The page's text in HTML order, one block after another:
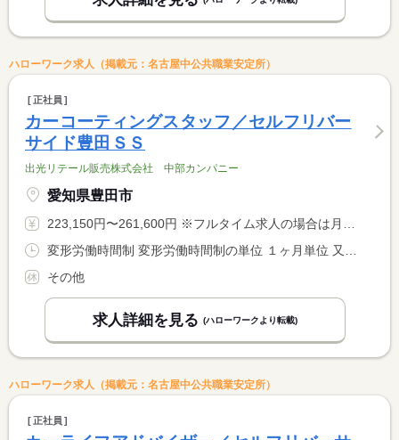
ハローワーク求人（掲載元：名古屋中公共職業安定所）
正社員
カーコーティングスタッフ／セルフリバー
サイド豊田ＳＳ
出光リテール販売株式会社 中部カンパニー
愛知県豊田市
223,150円〜261,600円 ※フルタイム求人の場合は月額（換算額）、パート求人の場合は時間額を表示しています。
その他
求人詳細を見る (ハローワークより転載)
ハローワーク求人（掲載元：名古屋中公共職業安定所）
正社員